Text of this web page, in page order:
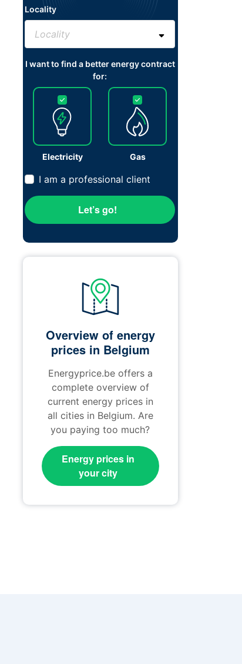
Locality
I want to find a better energy contract
for:
Electricity Gas
I am a professional client
Let’s go!
Overview of energy
prices in Belgium
Energyprice.be offers a
complete overview of
current energy prices in
all cities in Belgium. Are
you paying too much?
Energy prices in
your city